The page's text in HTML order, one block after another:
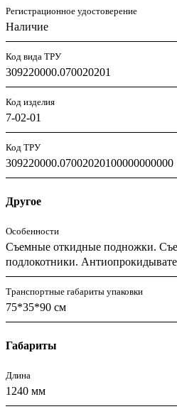
Регистрационное удостоверение
Наличие
Код вида ТРУ
309220000.070020201
Код изделия
7-02-01
Код ТРУ
309220000.07002020100000000000
Другое
Особенности
Съемные откидные подножки.
подлокотники.
Транспортные габариты упаковки
75*35*90 см
Габариты
Длина
1240 мм